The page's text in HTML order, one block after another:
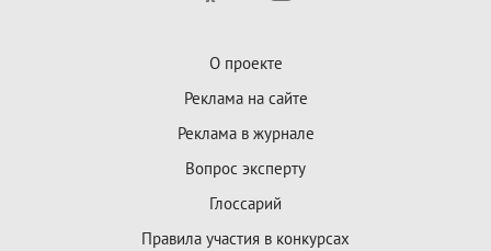
О проекте
Реклама на сайте
Реклама в журнале
Вопрос эксперту
Глоссарий
Правила участия в конкурсах